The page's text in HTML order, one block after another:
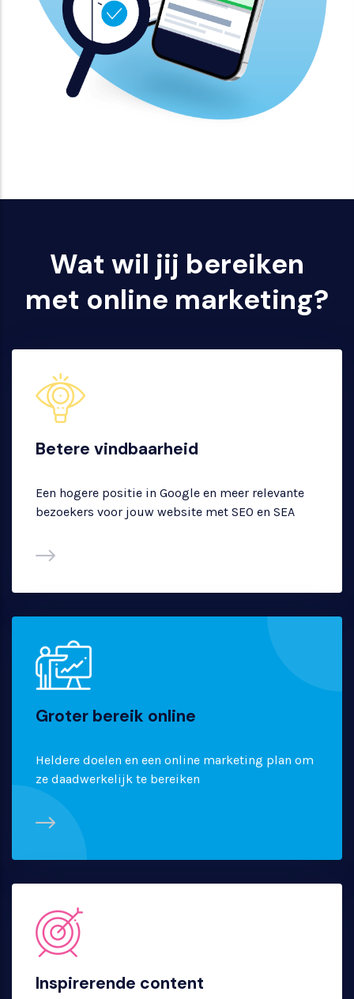
Wat wil jij bereiken
met online marketing?
Betere vindbaarheid
Een hogere positie in Google en meer relevante
bezoekers voor jouw website met SEO en SEA
Groter bereik online
Heldere doelen en een online marketing plan om
ze daadwerkelijk te bereiken
Inspirerende content